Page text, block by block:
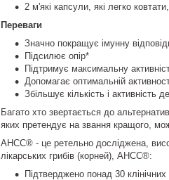
2 м'які капсули, які легко
Переваги
Значно покращує імунну
Підсилює опір*
Підтримує максимальну
Допомагає оптимальній
Збільшує кількість і активність
Багато хто звертається до
яких претендує на звання кращого,
AHCC® - це ретельно досліджена,
лікарських грибів (корней), AHCC®:
Підтверджено понад 30